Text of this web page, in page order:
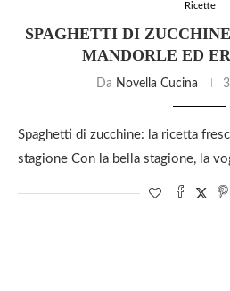
Ricette
SPAGHETTI DI
MANDORLE ED
Da Novella Cucina
Spaghetti di zucchine: la ricetta
stagione Con la bella stagione, la